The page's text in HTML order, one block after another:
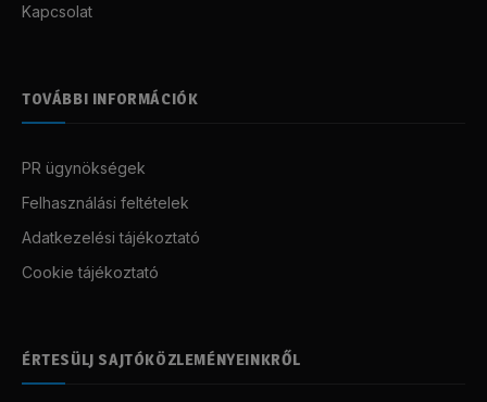
Kapcsolat
TOVÁBBI INFORMÁCIÓK
PR ügynökségek
Felhasználási feltételek
Adatkezelési tájékoztató
Cookie tájékoztató
ÉRTESÜLJ SAJTÓKÖZLEMÉNYEINKRŐL